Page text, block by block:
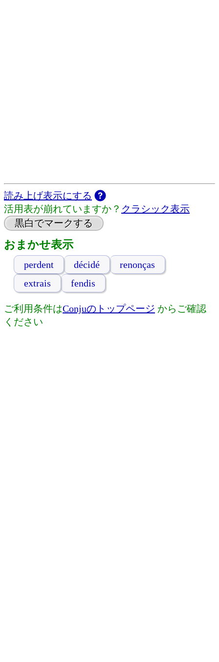
読み上げ表示にする
活用表が崩れていますか？ クラシック表示
黒白でマークする
おまかせ表示
perdent décidé
renonças
extrais
fendis
ご利用条件はConjuのトップページ からご確認
ください